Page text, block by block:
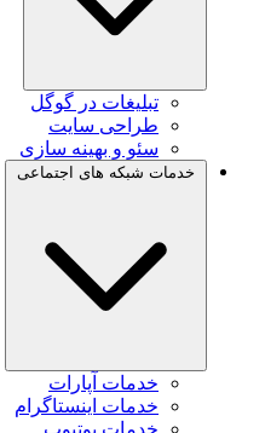
تبلیغات در گوگل
طراحی سایت
سئو و بهینه سازی
خدمات شبکه های اجتماعی
خدمات آپارات
خدمات اینستاگرام
خدمات یوتیوب